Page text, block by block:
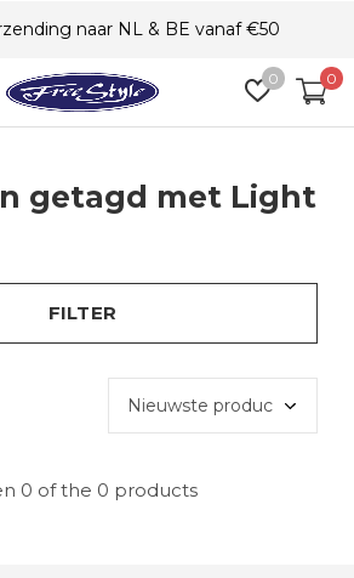
0 0
naar NL & BE vanaf €50
getagd met Light
FILTER
0 of the 0 products